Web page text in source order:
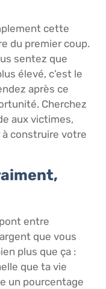
cette
du premier coup.
sentez que
élevé, c’est le
après ce
Cherchez
aux victimes,
à construire votre
entre
que vous
plus que ça :
que ta vie
un pourcentage